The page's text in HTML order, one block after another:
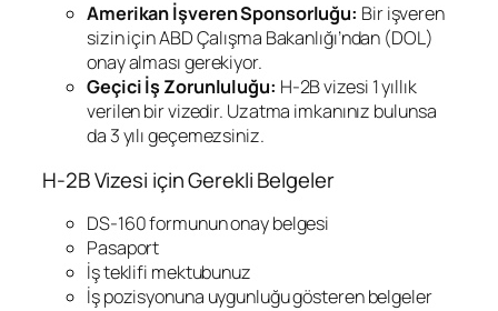
Amerikan İşveren Sponsorluğu: Bir işveren
sizin için ABD Çalışma Bakanlığı’ndan (DOL)
onay alması gerekiyor.
Geçici İş Zorunluluğu: H-2B vizesi 1 yıllık
verilen bir vizedir. Uzatma imkanınız bulunsa
da 3 yılı geçemezsiniz.
H-2B Vizesi için Gerekli Belgeler
DS-160 formunun onay belgesi
Pasaport
İş teklifi mektubunuz
İş pozisyonuna uygunluğu gösteren belgeler